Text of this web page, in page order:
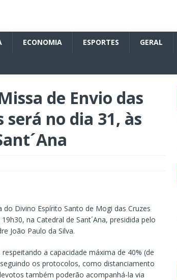
ECONOMIA ESPORTES GERAL
de Envio das
será no dia 31, às
do Divino Espírito Santo de Mogi das Cruzes
na Catedral de Sant´Ana, presidida pelo
João Paulo da Silva.
a capacidade máxima de 40% (de
os protocolos, como distanciamento
também poderão acompanhá-la via